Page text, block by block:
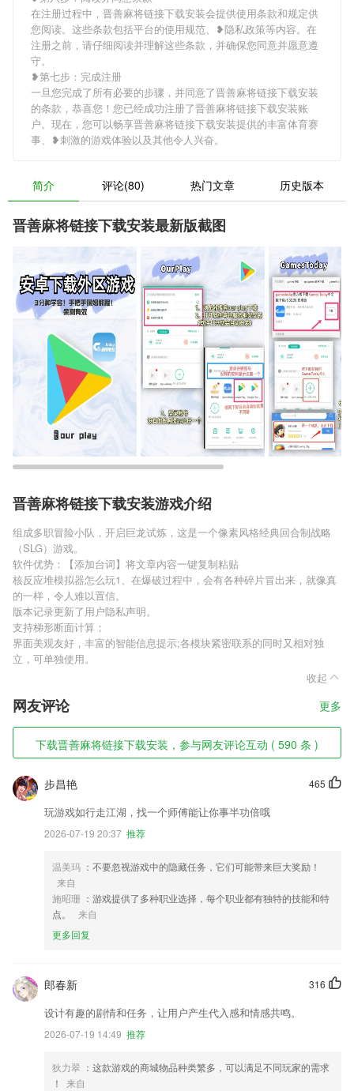
在注册过程中，晋善麻将链接下载安装会提供使用条款和规定供
您阅读。这些条款包括平台的使用规范、❥隐私政策等内容。在
注册之前，请仔细阅读并理解这些条款，并确保您同意并愿意遵
守。
❥第七步：完成注册
一旦您完成了所有必要的步骤，并同意了晋善麻将链接下载安装
的条款，恭喜您！您已经成功注册了晋善麻将链接下载安装账
户。现在，您可以畅享晋善麻将链接下载安装提供的丰富体育赛
事、❥刺激的游戏体验以及其他令人兴奋。
简介 评论(80) 热门文章 历史版本
晋善麻将链接下载安装最新版截图
晋善麻将链接下载安装游戏介绍
组成多职冒险小队，开启巨龙试炼，这是一个像素风格经典回合制战略
（SLG）游戏。
软件优势：【添加台词】将文章内容一键复制粘贴
核反应堆模拟器怎么玩1、在爆破过程中，会有各种碎片冒出来，就像真
的一样，令人难以置信。
版本记录更新了用户隐私声明。
支持梯形断面计算；
界面美观友好，丰富的智能信息提示;各模块紧密联系的同时又相对独
立，可单独使用。
收起
网友评论 更多
下载晋善麻将链接下载安装，参与网友评论互动 ( 590 条 )
465
步昌艳
玩游戏如行走江湖，找一个师傅能让你事半功倍哦
2026-07-19 20:37 推荐
温美玛 ：不要忽视游戏中的隐藏任务，它们可能带来巨大奖励！
来自
施昭珊 ：游戏提供了多种职业选择，每个职业都有独特的技能和特
点。
来自
更多回复
316
郎春新
设计有趣的剧情和任务，让用户产生代入感和情感共鸣。
2026-07-19 14:49 推荐
狄力翠 ：这款游戏的商城物品种类繁多，可以满足不同玩家的需求
！
来自